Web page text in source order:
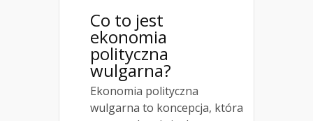
Co to jest
ekonomia
polityczna
wulgarna?
Ekonomia polityczna
wulgarna to koncepcja, która